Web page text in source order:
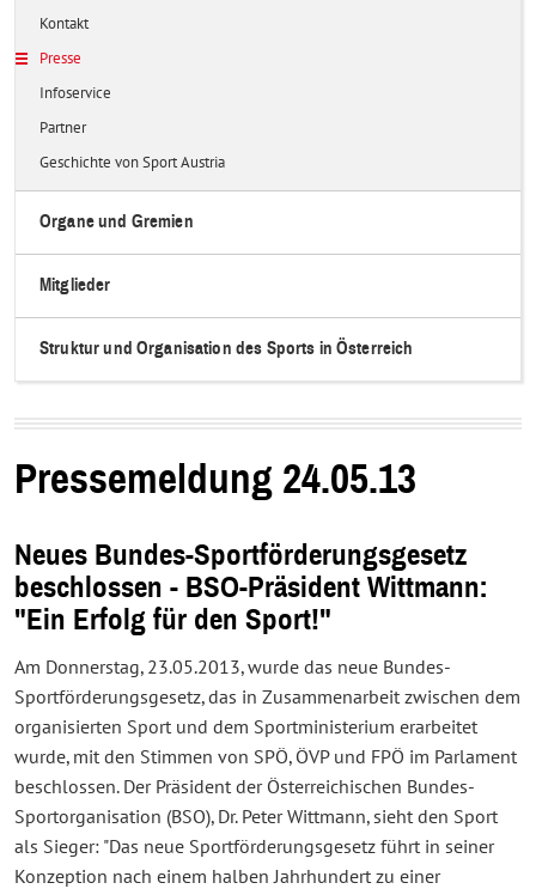
Kontakt
Presse
Infoservice
Partner
Geschichte von Sport Austria
Organe und Gremien
Mitglieder
Struktur und Organisation des Sports in Österreich
Pressemeldung 24.05.13
Neues Bundes-Sportförderungsgesetz
beschlossen - BSO-Präsident Wittmann:
"Ein Erfolg für den Sport!"
Am Donnerstag, 23.05.2013, wurde das neue Bundes-
Sportförderungsgesetz, das in Zusammenarbeit zwischen dem
organisierten Sport und dem Sportministerium erarbeitet
wurde, mit den Stimmen von SPÖ, ÖVP und FPÖ im Parlament
beschlossen. Der Präsident der Österreichischen Bundes-
Sportorganisation (BSO), Dr. Peter Wittmann, sieht den Sport
als Sieger: "Das neue Sportförderungsgesetz führt in seiner
Konzeption nach einem halben Jahrhundert zu einer